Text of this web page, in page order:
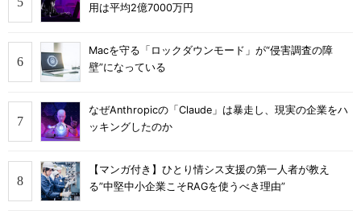
用は平均2億7000万円
Macを守る「ロックダウンモード」が“侵害調査の障
壁”になっている
なぜAnthropicの「Claude」は暴走し、現実の企業をハ
ッキングしたのか
【マンガ付き】ひとり情シス支援の第一人者が教え
る”中堅中小企業こそRAGを使うべき理由”